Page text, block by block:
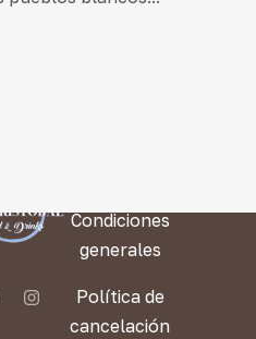
Condiciones
generales
Política de
cancelación